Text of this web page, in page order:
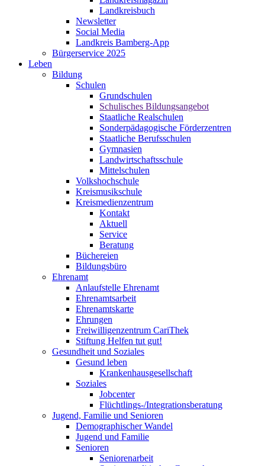
Landkreisbuch
Newsletter
Social Media
Landkreis Bamberg-App
Bürgerservice 2025
Leben
Bildung
Schulen
Grundschulen
Schulisches Bildungsangebot
Staatliche Realschulen
Sonderpädagogische Förderzentren
Staatliche Berufsschulen
Gymnasien
Landwirtschaftsschule
Mittelschulen
Volkshochschule
Kreismusikschule
Kreismedienzentrum
Kontakt
Aktuell
Service
Beratung
Büchereien
Bildungsbüro
Ehrenamt
Anlaufstelle Ehrenamt
Ehrenamtsarbeit
Ehrenamtskarte
Ehrungen
Freiwilligenzentrum CariThek
Stiftung Helfen tut gut!
Gesundheit und Soziales
Gesund leben
Krankenhausgesellschaft
Soziales
Jobcenter
Flüchtlings-/Integrationsberatung
Jugend, Familie und Senioren
Demographischer Wandel
Jugend und Familie
Senioren
Seniorenarbeit